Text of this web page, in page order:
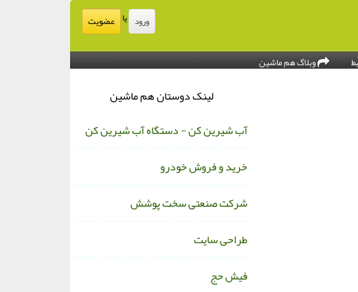
ورود یا عضویت
وبلاگ هم ماشین
لینک دوستان هم ماشین
آب شیرین کن - دستگاه آب شیرین کن
خرید و فروش خودرو
شرکت صنعتی سخت پوشش
طراحی سایت
فیش حج